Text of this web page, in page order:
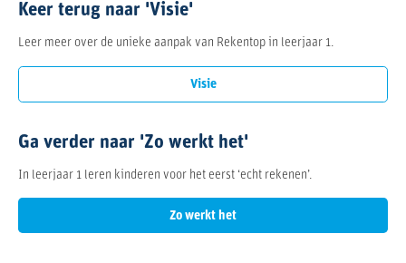
Keer terug naar 'Visie'
Leer meer over de unieke aanpak van Rekentop in leerjaar 1.
Visie
Ga verder naar 'Zo werkt het'
In leerjaar 1 leren kinderen voor het eerst ‘echt rekenen’.
Zo werkt het